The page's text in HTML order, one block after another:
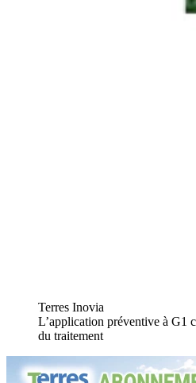
Terres Inovia
L’application préventive à G1
du traitement